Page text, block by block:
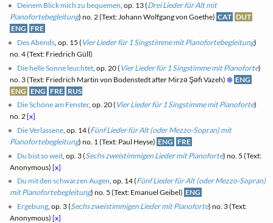
Deinem Blick mich zu bequemen, op. 13 (Drei Lieder für Alt mit
Pianofortebegleitung) no. 2 (Text: Johann Wolfgang von Goethe) CAT DUT
ENG FRE
Des Abends , op. 15 ( Vier Lieder für 1 Singstimme mit Pianofortebegleitung)
no. 4 (Text: Friedrich Güll)
Die helle Sonne leuchtet , op. 20 ( Vier Lieder für 1 Singstimme mit Pianoforte)
no. 3 (Text: Friedrich Martin von Bodenstedt after Mirzə Şəfi Vazeh) ⊗ ENG
ENG ENG FRE RUS
Die Schöne am Fenster, op. 20 ( Vier Lieder für 1 Singstimme mit Pianoforte)
no. 2[x]
Die Verlassene , op. 14 (Fünf Lieder für Alt (oder Mezzo-Sopran) mit
Pianofortebegleitung) no. 1 (Text: Paul Heyse) ENG FRE
Du bist so weit , op. 3 (Sechs zweistimmigen Lieder mit Pianoforte) no. 5 (Text:
Anonymous)[x]
Du mit den schwarzen Augen, op. 14 (Fünf Lieder für Alt (oder Mezzo-Sopran)
mit Pianofortebegleitung) no. 5 (Text: Emanuel Geibel) ENG
Ergebung , op. 3 (Sechs zweistimmigen Lieder mit Pianoforte) no. 3 (Text:
Anonymous)[x]